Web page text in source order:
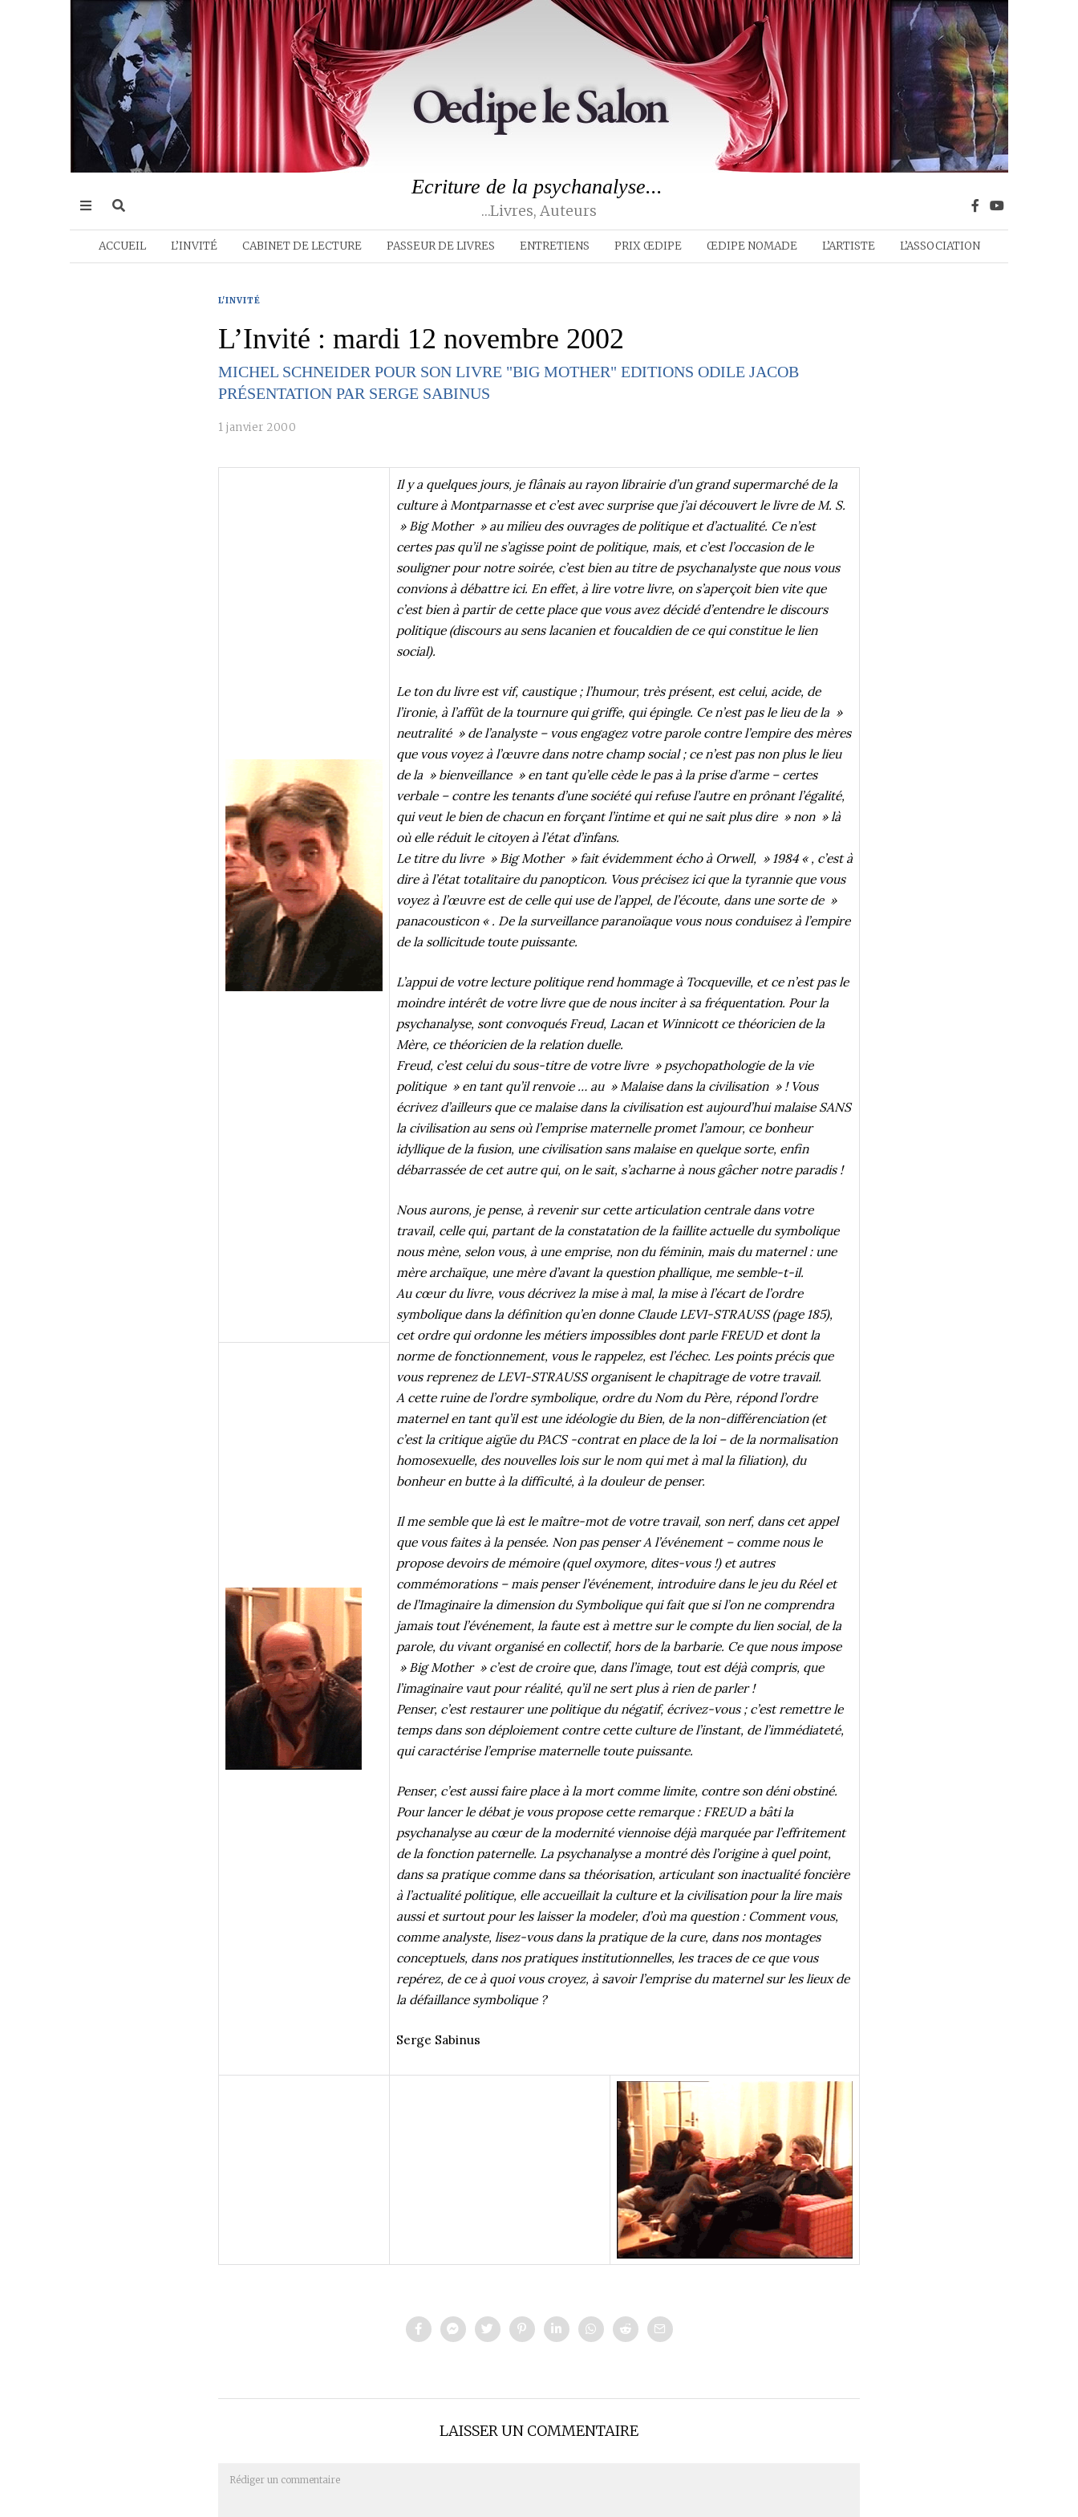
Ecriture de la psychanalyse...
…livres, Auteurs
ACCUEIL L’INVITÉ CABINET DE LECTURE PASSEUR DE LIVRES ENTRETIENS PRIX ŒDIPE ŒDIPE NOMADE L’ARTISTE L’ASSOCIATION
L'INVITÉ
L’Invité : mardi 12 novembre 2002
MICHEL SCHNEIDER POUR SON LIVRE "BIG MOTHER" EDITIONS ODILE JACOB
PRÉSENTATION PAR SERGE SABINUS
1 janvier 2000
Il y a quelques jours, je flânais au rayon librairie d’un grand supermarché de la
culture à Montparnasse et c’est avec surprise que j’ai découvert le livre de M. S.
» Big Mother » au milieu des ouvrages de politique et d’actualité. Ce n’est
certes pas qu’il ne s’agisse point de politique, mais, et c’est l’occasion de le
souligner pour notre soirée, c’est bien au titre de psychanalyste que nous vous
convions à débattre ici. En effet, à lire votre livre, on s’aperçoit bien vite que
c’est bien à partir de cette place que vous avez décidé d’entendre le discours
politique (discours au sens lacanien et foucaldien de ce qui constitue le lien
social).
Le ton du livre est vif, caustique ; l’humour, très présent, est celui, acide, de
l’ironie, à l’affût de la tournure qui griffe, qui épingle. Ce n’est pas le lieu de la »
neutralité » de l’analyste – vous engagez votre parole contre l’empire des mères
que vous voyez à l’œuvre dans notre champ social ; ce n’est pas non plus le lieu
de la » bienveillance » en tant qu’elle cède le pas à la prise d’arme – certes
verbale – contre les tenants d’une société qui refuse l’autre en prônant l’égalité,
qui veut le bien de chacun en forçant l’intime et qui ne sait plus dire » non » là
où elle réduit le citoyen à l’état d’infans.
Le titre du livre » Big Mother » fait évidemment écho à Orwell, » 1984 « , c’est à
dire à l’état totalitaire du panopticon. Vous précisez ici que la tyrannie que vous
voyez à l’œuvre est de celle qui use de l’appel, de l’écoute, dans une sorte de »
panacousticon « . De la surveillance paranoïaque vous nous conduisez à l’empire
de la sollicitude toute puissante.
L’appui de votre lecture politique rend hommage à Tocqueville, et ce n’est pas le
moindre intérêt de votre livre que de nous inciter à sa fréquentation. Pour la
psychanalyse, sont convoqués Freud, Lacan et Winnicott ce théoricien de la
Mère, ce théoricien de la relation duelle.
Freud, c’est celui du sous-titre de votre livre » psychopathologie de la vie
politique » en tant qu’il renvoie … au » Malaise dans la civilisation » ! Vous
écrivez d’ailleurs que ce malaise dans la civilisation est aujourd’hui malaise SANS
la civilisation au sens où l’emprise maternelle promet l’amour, ce bonheur
idyllique de la fusion, une civilisation sans malaise en quelque sorte, enfin
débarrassée de cet autre qui, on le sait, s’acharne à nous gâcher notre paradis !
Nous aurons, je pense, à revenir sur cette articulation centrale dans votre
travail, celle qui, partant de la constatation de la faillite actuelle du symbolique
nous mène, selon vous, à une emprise, non du féminin, mais du maternel : une
mère archaïque, une mère d’avant la question phallique, me semble-t-il.
Au cœur du livre, vous décrivez la mise à mal, la mise à l’écart de l’ordre
symbolique dans la définition qu’en donne Claude LEVI-STRAUSS (page 185),
cet ordre qui ordonne les métiers impossibles dont parle FREUD et dont la
norme de fonctionnement, vous le rappelez, est l’échec. Les points précis que
vous reprenez de LEVI-STRAUSS organisent le chapitrage de votre travail.
A cette ruine de l’ordre symbolique, ordre du Nom du Père, répond l’ordre
maternel en tant qu’il est une idéologie du Bien, de la non-différenciation (et
c’est la critique aigüe du PACS -contrat en place de la loi – de la normalisation
homosexuelle, des nouvelles lois sur le nom qui met à mal la filiation), du
bonheur en butte à la difficulté, à la douleur de penser.
Il me semble que là est le maître-mot de votre travail, son nerf, dans cet appel
que vous faites à la pensée. Non pas penser A l’événement – comme nous le
propose devoirs de mémoire (quel oxymore, dites-vous !) et autres
commémorations – mais penser l’événement, introduire dans le jeu du Réel et
de l’Imaginaire la dimension du Symbolique qui fait que si l’on ne comprendra
jamais tout l’événement, la faute est à mettre sur le compte du lien social, de la
parole, du vivant organisé en collectif, hors de la barbarie. Ce que nous impose
» Big Mother » c’est de croire que, dans l’image, tout est déjà compris, que
l’imaginaire vaut pour réalité, qu’il ne sert plus à rien de parler !
Penser, c’est restaurer une politique du négatif, écrivez-vous ; c’est remettre le
temps dans son déploiement contre cette culture de l’instant, de l’immédiateté,
qui caractérise l’emprise maternelle toute puissante.
Penser, c’est aussi faire place à la mort comme limite, contre son déni obstiné.
Pour lancer le débat je vous propose cette remarque : FREUD a bâti la
psychanalyse au cœur de la modernité viennoise déjà marquée par l’effritement
de la fonction paternelle. La psychanalyse a montré dès l’origine à quel point,
dans sa pratique comme dans sa théorisation, articulant son inactualité foncière
à l’actualité politique, elle accueillait la culture et la civilisation pour la lire mais
aussi et surtout pour les laisser la modeler, d’où ma question : Comment vous,
comme analyste, lisez-vous dans la pratique de la cure, dans nos montages
conceptuels, dans nos pratiques institutionnelles, les traces de ce que vous
repérez, de ce à quoi vous croyez, à savoir l’emprise du maternel sur les lieux de
la défaillance symbolique ?
Serge Sabinus
LAISSER UN COMMENTAIRE